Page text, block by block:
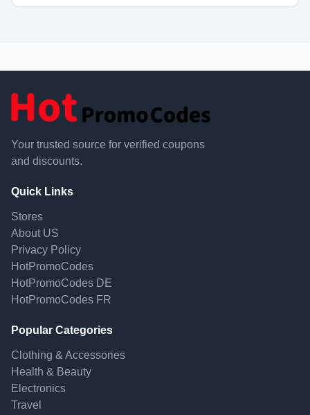
Your trusted source for verified coupons
and discounts.
Quick Links
Stores
About US
Privacy Policy
HotPromoCodes
HotPromoCodes DE
HotPromoCodes FR
Popular Categories
Clothing & Accessories
Health & Beauty
Electronics
Travel